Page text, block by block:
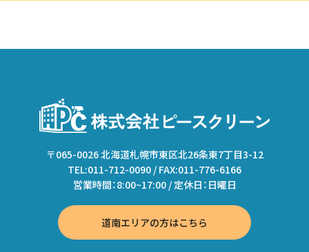
〒065-0026 北海道札幌市東区北26条東7丁目3-12
TEL:011-712-0090 / FAX:011-776-6166
営業時間：8:00~17:00 / 定休日：日曜日
道南エリアの方はこちら